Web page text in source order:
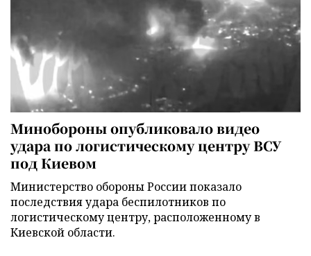
Минобороны опубликовало видео
удара по логистическому центру ВСУ
под Киевом
Министерство обороны России показало
последствия удара беспилотников по
логистическому центру, расположенному в
Киевской области.